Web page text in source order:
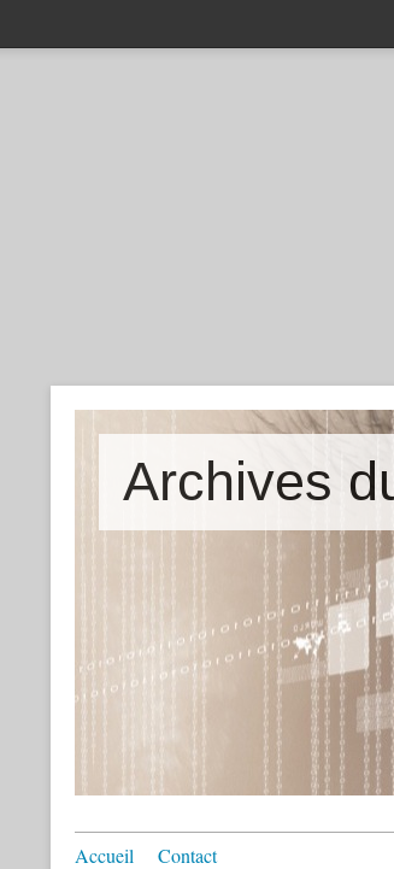
Archives
Accueil Contact